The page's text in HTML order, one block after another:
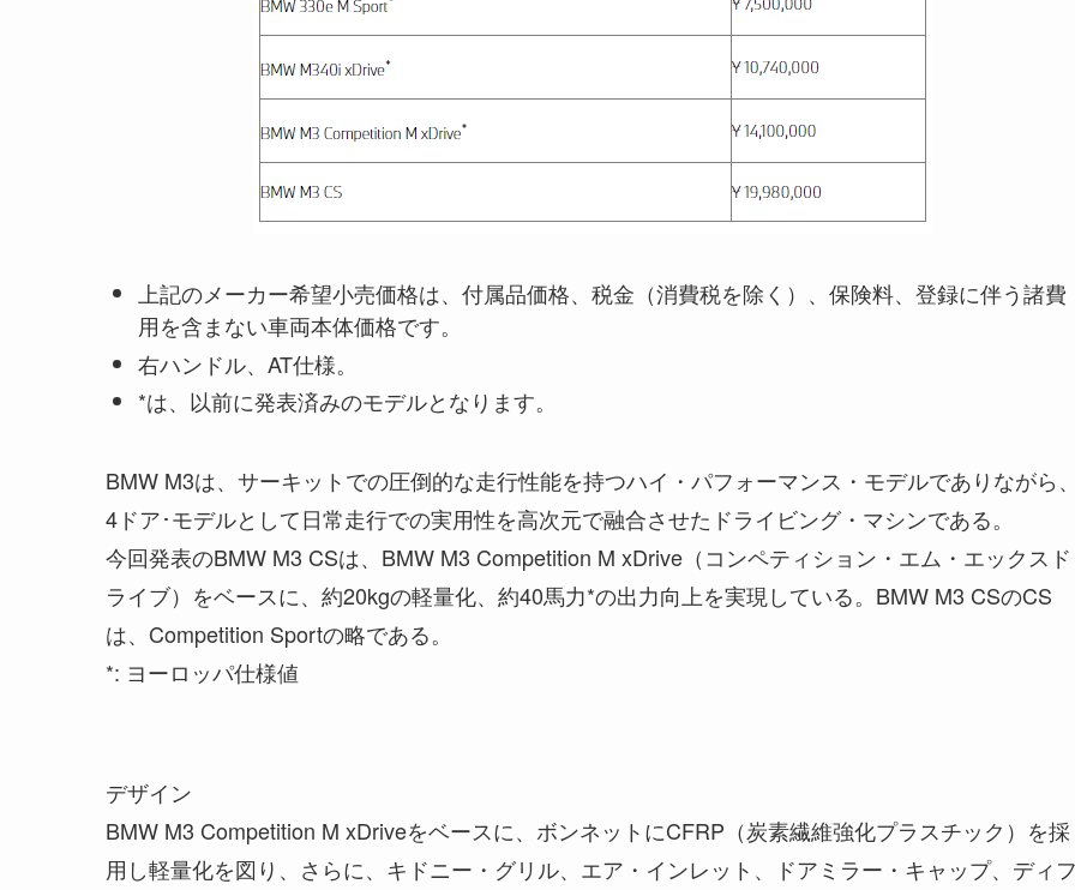
上記のメーカー希望小売価格は、付属品価格、税金（消費税を除く）、保険料、登録に伴う諸費
用を含まない車両本体価格です。
右ハンドル、AT仕様。
*は、以前に発表済みのモデルとなります。
BMW M3は、サーキットでの圧倒的な走行性能を持つハイ・パフォーマンス・モデルでありながら
4ドア･モデルとして日常走行での実用性を高次元で融合させたドライビング・マシンである。
今回発表のBMW M3 CSは、BMW M3 Competition M xDrive（コンペティション・エム・エックスド
ライブ）をベースに、約20kgの軽量化、約40馬力*の出力向上を実現している。BMW M3 CSのCS
は、Competition Sportの略である。
*: ヨーロッパ仕様値
デザイン
BMW M3 Competition M xDriveをベースに、ボンネットにCFRP（炭素繊維強化プラスチック）を採
用し軽量化を図り、さらに、キドニー・グリル、エア・インレット、ドアミラー・キャップ、ディ